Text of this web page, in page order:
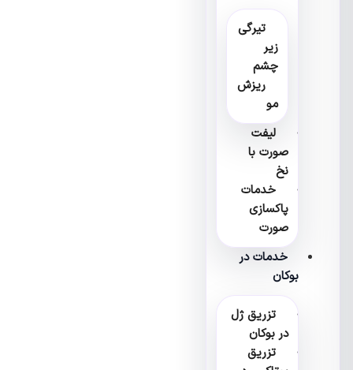
تیرگی
چشم
ریزش
لیفت
صورت با
خدمات
پاکسازی
صورت
خدمات در
بوکان
تزریق ژل
در بوکان
تزریق